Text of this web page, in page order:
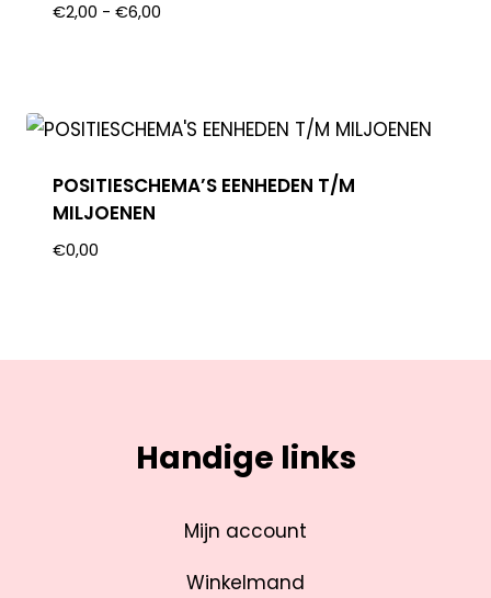
€2,00 - €6,00
POSITIESCHEMA’S EENHEDEN T/M
MILJOENEN
€0,00
Handige links
Mijn account
Winkelmand